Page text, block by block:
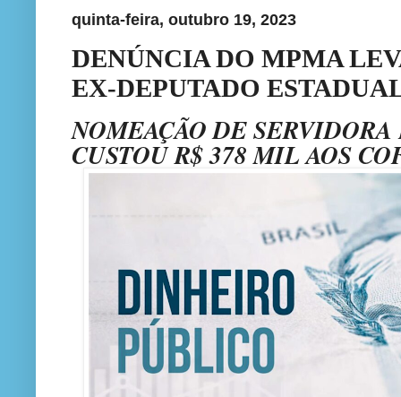
quinta-feira, outubro 19, 2023
DENÚNCIA DO MPMA
EX-DEPUTADO
NOMEAÇÃO DE
CUSTOU R$ 378 MIL AOS